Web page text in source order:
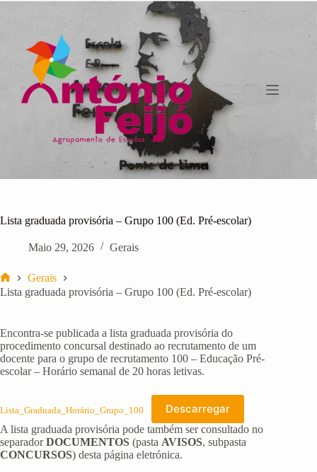
Pular
para
conteúdo
Lista graduada provisória – Grupo 100 (Ed. Pré-escolar)
Maio 29, 2026 Gerais
Início
Gerais
Lista graduada provisória – Grupo 100 (Ed. Pré-escolar)
Encontra-se publicada a lista graduada provisória do
procedimento concursal destinado ao recrutamento de um
docente para o grupo de recrutamento 100 – Educação Pré-
escolar – Horário semanal de 20 horas letivas.
Lista_Graduada_Horário_Grupo_100 Descarregar
A lista graduada provisória pode também ser consultado no
separadorDOCUMENTOS (pasta AVISOS, subpasta
CONCURSOS) desta página eletrónica.